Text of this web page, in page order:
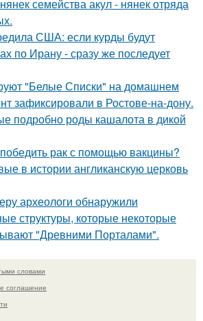
семейства акул - нянек отряда
США: если курды будут
по Ирану - сразу же последует
"Белые Списки" на домашнем
зафиксировали в Ростове-на-дону.
подробно роды кашалота в дикой
рак с помощью вакцины?
в истории англиканскую церковь
археологи обнаружили
структуры, которые некоторые
"Древними Порталами".
словами
соглашение